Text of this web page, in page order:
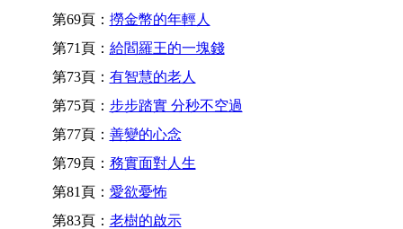
第69頁： 撈金幣的年輕人
第71頁： 給閻羅王的一塊錢
第73頁： 有智慧的老人
第75頁： 步步踏實 分秒不空過
第77頁： 善變的心念
第79頁： 務實面對人生
第81頁： 愛欲憂怖
第83頁： 老樹的啟示